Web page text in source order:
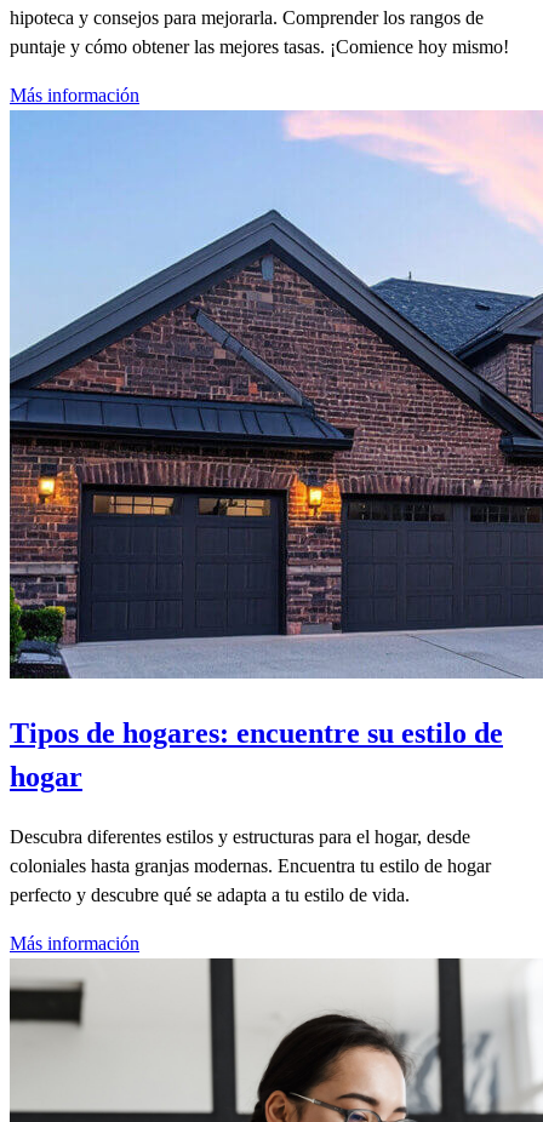
hipoteca y consejos para mejorarla. Comprender los rangos de
puntaje y cómo obtener las mejores tasas. ¡Comience hoy mismo!
Más información
Tipos de hogares: encuentre su estilo de
hogar
Descubra diferentes estilos y estructuras para el hogar, desde
coloniales hasta granjas modernas. Encuentra tu estilo de hogar
perfecto y descubre qué se adapta a tu estilo de vida.
Más información